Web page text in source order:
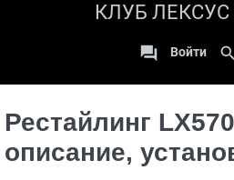
КЛУБ
 Войти search
Рестайлинг
описание,